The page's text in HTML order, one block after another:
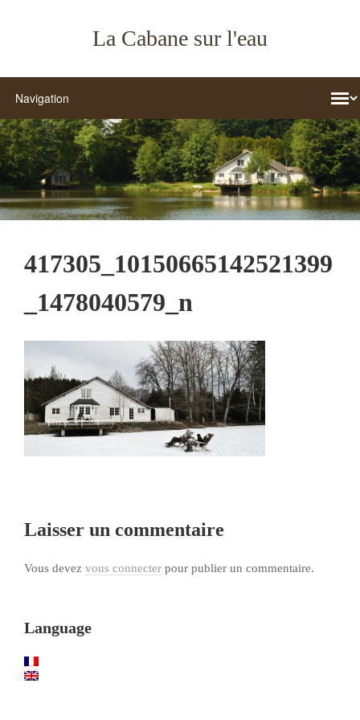
La Cabane sur l'eau
417305_10150665142521399
_1478040579_n
Laisser un commentaire
Vous devez vous connecter pour publier un commentaire.
Language